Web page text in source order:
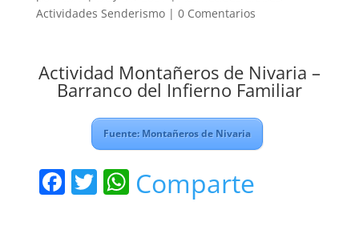
Actividades Senderismo| 0 Comentarios
Actividad Montañeros de Nivaria –
Barranco del Infierno Familiar
Fuente: Montañeros de Nivaria
F T W
Comparte